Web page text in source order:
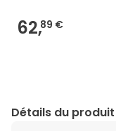
62,89 €
Détails du produit